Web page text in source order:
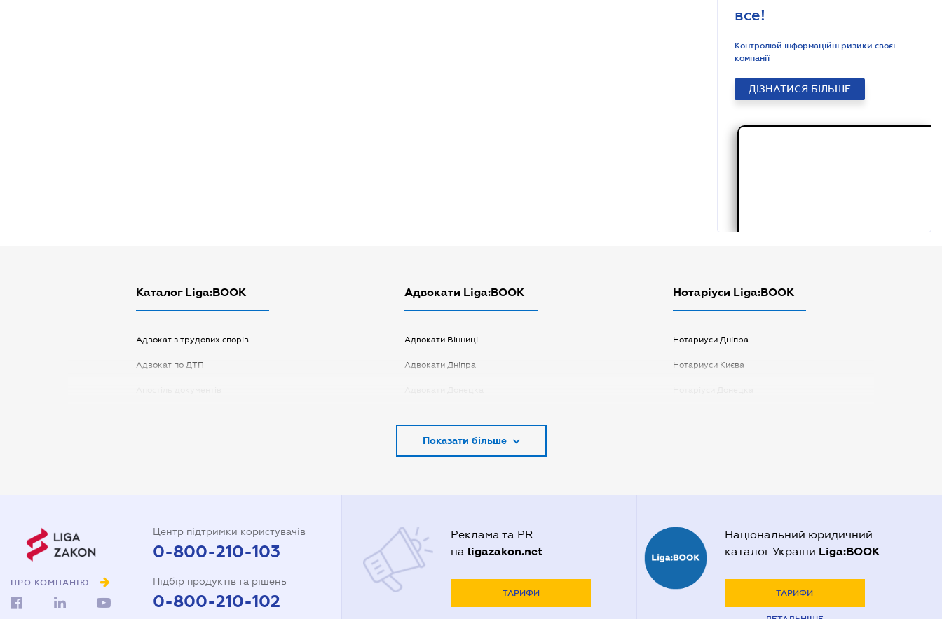
все!
Контролюй інформаційні ризики своєї
компанії
ДІЗНАТИСЯ БІЛЬШЕ
Каталог Liga:BOOK
Адвокат з трудових спорів
Адвокат по ДТП
інтересів в суді
Довіреність на реєстрацію
Адвокати Liga:BOOK
Адвокати Вінниці
Адвокати Дніпра
Адвокати Києва
Адвокати Полтави
Адвокати Харькова
Адвокаты Кривого Рогу
Нотаріуси Liga:BOOK
Нотариуси Дніпра
Нотариуси Києва
Показати більше
ПРО КОМПАНІЮ
Центр підтримки користувачів
0-800-210-103
Підбір продуктів та рішень
0-800-210-102
Реклама та PR
на ligazakon.net
ТАРИФИ
Національний юридичний
каталог України Liga:BOOK
ТАРИФИ